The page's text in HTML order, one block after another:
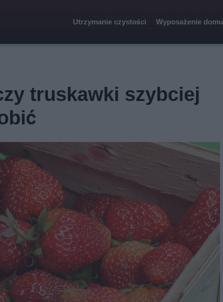
Utrzymanie czystości Wyposażenie domu
truskawki szybciej